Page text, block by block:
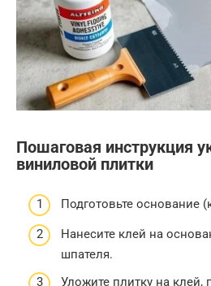
Пошаговая инструкция
виниловой плитки
Подготовьте основание
Нанесите клей на
шпателя.
Уложите плитку на